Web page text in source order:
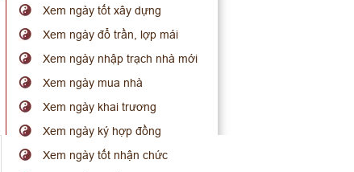
Xem ngày tốt xây dựng
Xem ngày đổ trần, lợp mái
Xem ngày nhập trạch nhà mới
Xem ngày mua nhà
Xem ngày khai trương
Xem ngày ký hợp đồng
Xem ngày tốt nhận chức